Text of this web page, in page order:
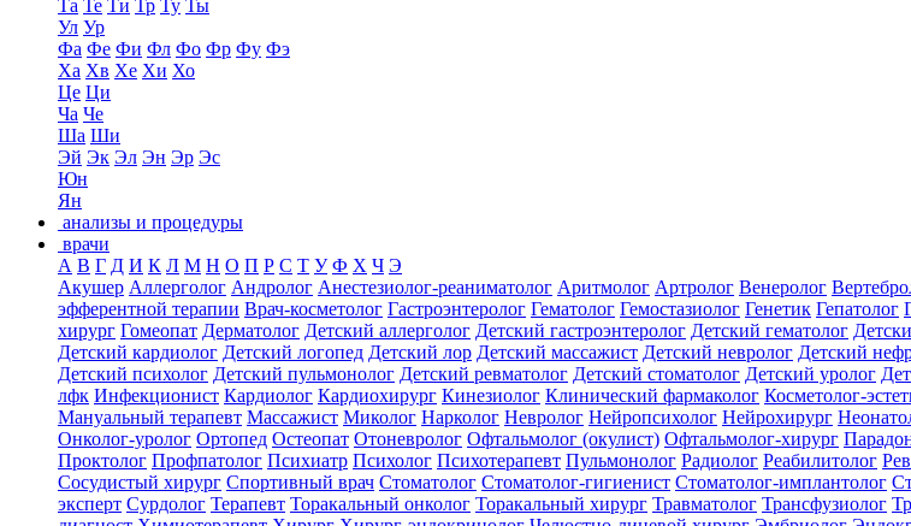
Та Те Ти Тр Ту Ты
Ул Ур
Фа Фе Фи Фл Фо Фр Фу Фэ
Ха Хв Хе Хи Хо
Це Ци
Ча Че
Ша Ши
Эй Эк Эл Эн Эр Эс
Юн
Ян
анализы и процедуры
врачи
А В Г Д И К Л М Н О П Р С Т У Ф Х Ч Э
Акушер Аллерголог Андролог Анестезиолог-реаниматолог Аритмолог Артролог Венеролог
эфферентной терапии Врач-косметолог Гастроэнтеролог Гематолог Гемостазиолог Генетик Гепатолог
хирург Гомеопат Дерматолог Детский аллерголог Детский гастроэнтеролог Детский гематолог
Детский кардиолог Детский логопед Детский лор Детский массажист Детский невролог Детский
Детский психолог Детский пульмонолог Детский ревматолог Детский стоматолог Детский уролог
лфк Инфекционист Кардиолог Кардиохирург Кинезиолог Клинический фармаколог Косметолог-
Мануальный терапевт Массажист Миколог Нарколог Невролог Нейропсихолог Нейрохирург
Онколог-уролог Ортопед Остеопат Отоневролог Офтальмолог (окулист) Офтальмолог-хирург
Проктолог Профпатолог Психиатр Психолог Психотерапевт Пульмонолог Радиолог Реабилитолог
Сосудистый хирург Спортивный врач Стоматолог Стоматолог-гигиенист Стоматолог-имплантолог
эксперт Сурдолог Терапевт Торакальный онколог Торакальный хирург Травматолог Трансфузиолог